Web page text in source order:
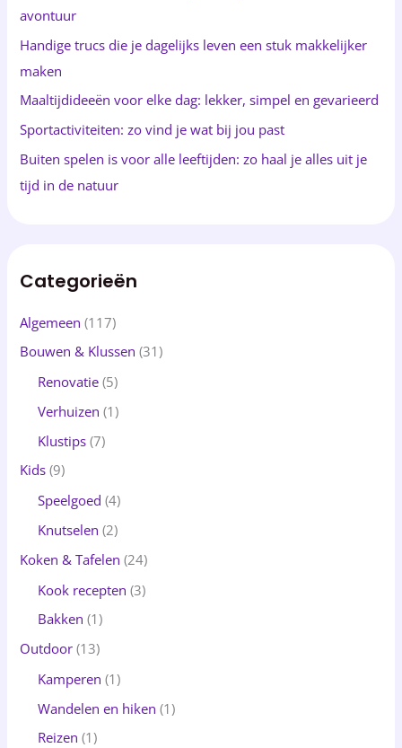
a
r
:
avontuur
Handige trucs die je dagelijks leven een stuk makkelijker
maken
Maaltijdideeën voor elke dag: lekker, simpel en gevarieerd
Sportactiviteiten: zo vind je wat bij jou past
Buiten spelen is voor alle leeftijden: zo haal je alles uit je
tijd in de natuur
Categorieën
Algemeen (117)
Bouwen & Klussen (31)
Renovatie (5)
Verhuizen (1)
Klustips (7)
Kids (9)
Speelgoed (4)
Knutselen (2)
Koken & Tafelen (24)
Kook recepten (3)
Bakken (1)
Outdoor (13)
Kamperen (1)
Wandelen en hiken (1)
Reizen (1)